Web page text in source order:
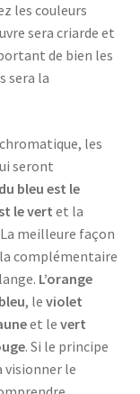
les couleurs
sera criarde et
de bien les
sera la
les
seront
du bleu est le
le vertet la
La meilleure façon
la complémentaire
L’orange
bleu, le violet
et le vert
. Si le principe
visionner le